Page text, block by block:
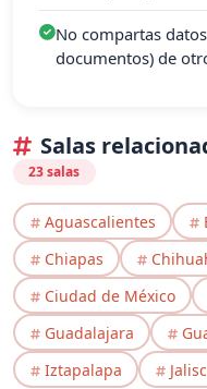
No compartas
documentos) de
Salas
23 salas
Aguascalientes
Chiapas
Ciudad de México
Guadalajara
Iztapalapa